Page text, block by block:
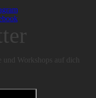
Workshops auf dich